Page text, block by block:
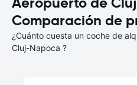
Comparación de
¿Cuánto cuesta un coche de
Cluj-Napoca ?